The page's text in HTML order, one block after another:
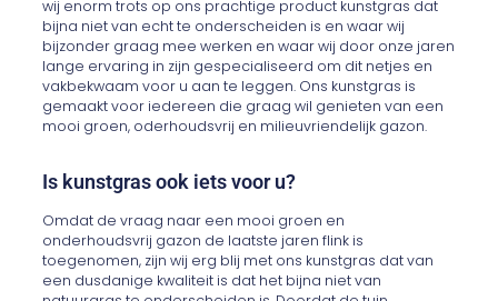
wij enorm trots op ons prachtige product kunstgras dat
bijna niet van echt te onderscheiden is en waar wij
bijzonder graag mee werken en waar wij door onze jaren
lange ervaring in zijn gespecialiseerd om dit netjes en
vakbekwaam voor u aan te leggen. Ons kunstgras is
gemaakt voor iedereen die graag wil genieten van een
mooi groen, oderhoudsvrij en milieuvriendelijk gazon.
Is kunstgras ook iets voor u?
Omdat de vraag naar een mooi groen en
onderhoudsvrij gazon de laatste jaren flink is
toegenomen, zijn wij erg blij met ons kunstgras dat van
een dusdanige kwaliteit is dat het bijna niet van